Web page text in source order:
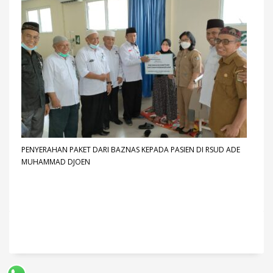
PENYERAHAN PAKET DARI BAZNAS KEPADA PASIEN DI RSUD ADE
MUHAMMAD DJOEN